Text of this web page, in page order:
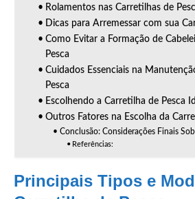
Rolamentos nas Carretilhas de
Dicas para Arremessar com sua
Como Evitar a Formação de
Pesca
Cuidados Essenciais na
Pesca
Escolhendo a Carretilha de Pesca
Outros Fatores na Escolha da
Conclusão: Considerações Finais
Referências:
Principais Tipos e